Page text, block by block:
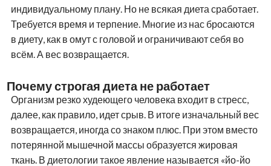
индивидуальному плану. Но не всякая диета сработает.
Требуется время и терпение. Многие из нас бросаются
в диету, как в омут с головой и ограничивают себя во
всём. А вес возвращается.
Почему строгая диета не работает
Организм резко худеющего человека входит в стресс,
далее, как правило, идет срыв. В итоге изначальный вес
возвращается, иногда со знаком плюс. При этом вместо
потерянной мышечной массы образуется жировая
ткань. В диетологии такое явление называется «йо-йо